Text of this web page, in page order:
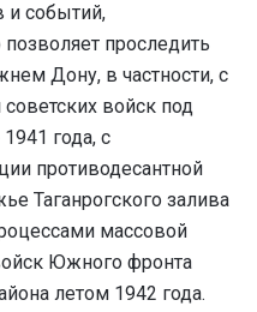
и событий,
проследить
Дону, в частности, с
войск под
года, с
противодесантной
Таганрогского залива
массовой
Южного фронта
летом 1942 года.